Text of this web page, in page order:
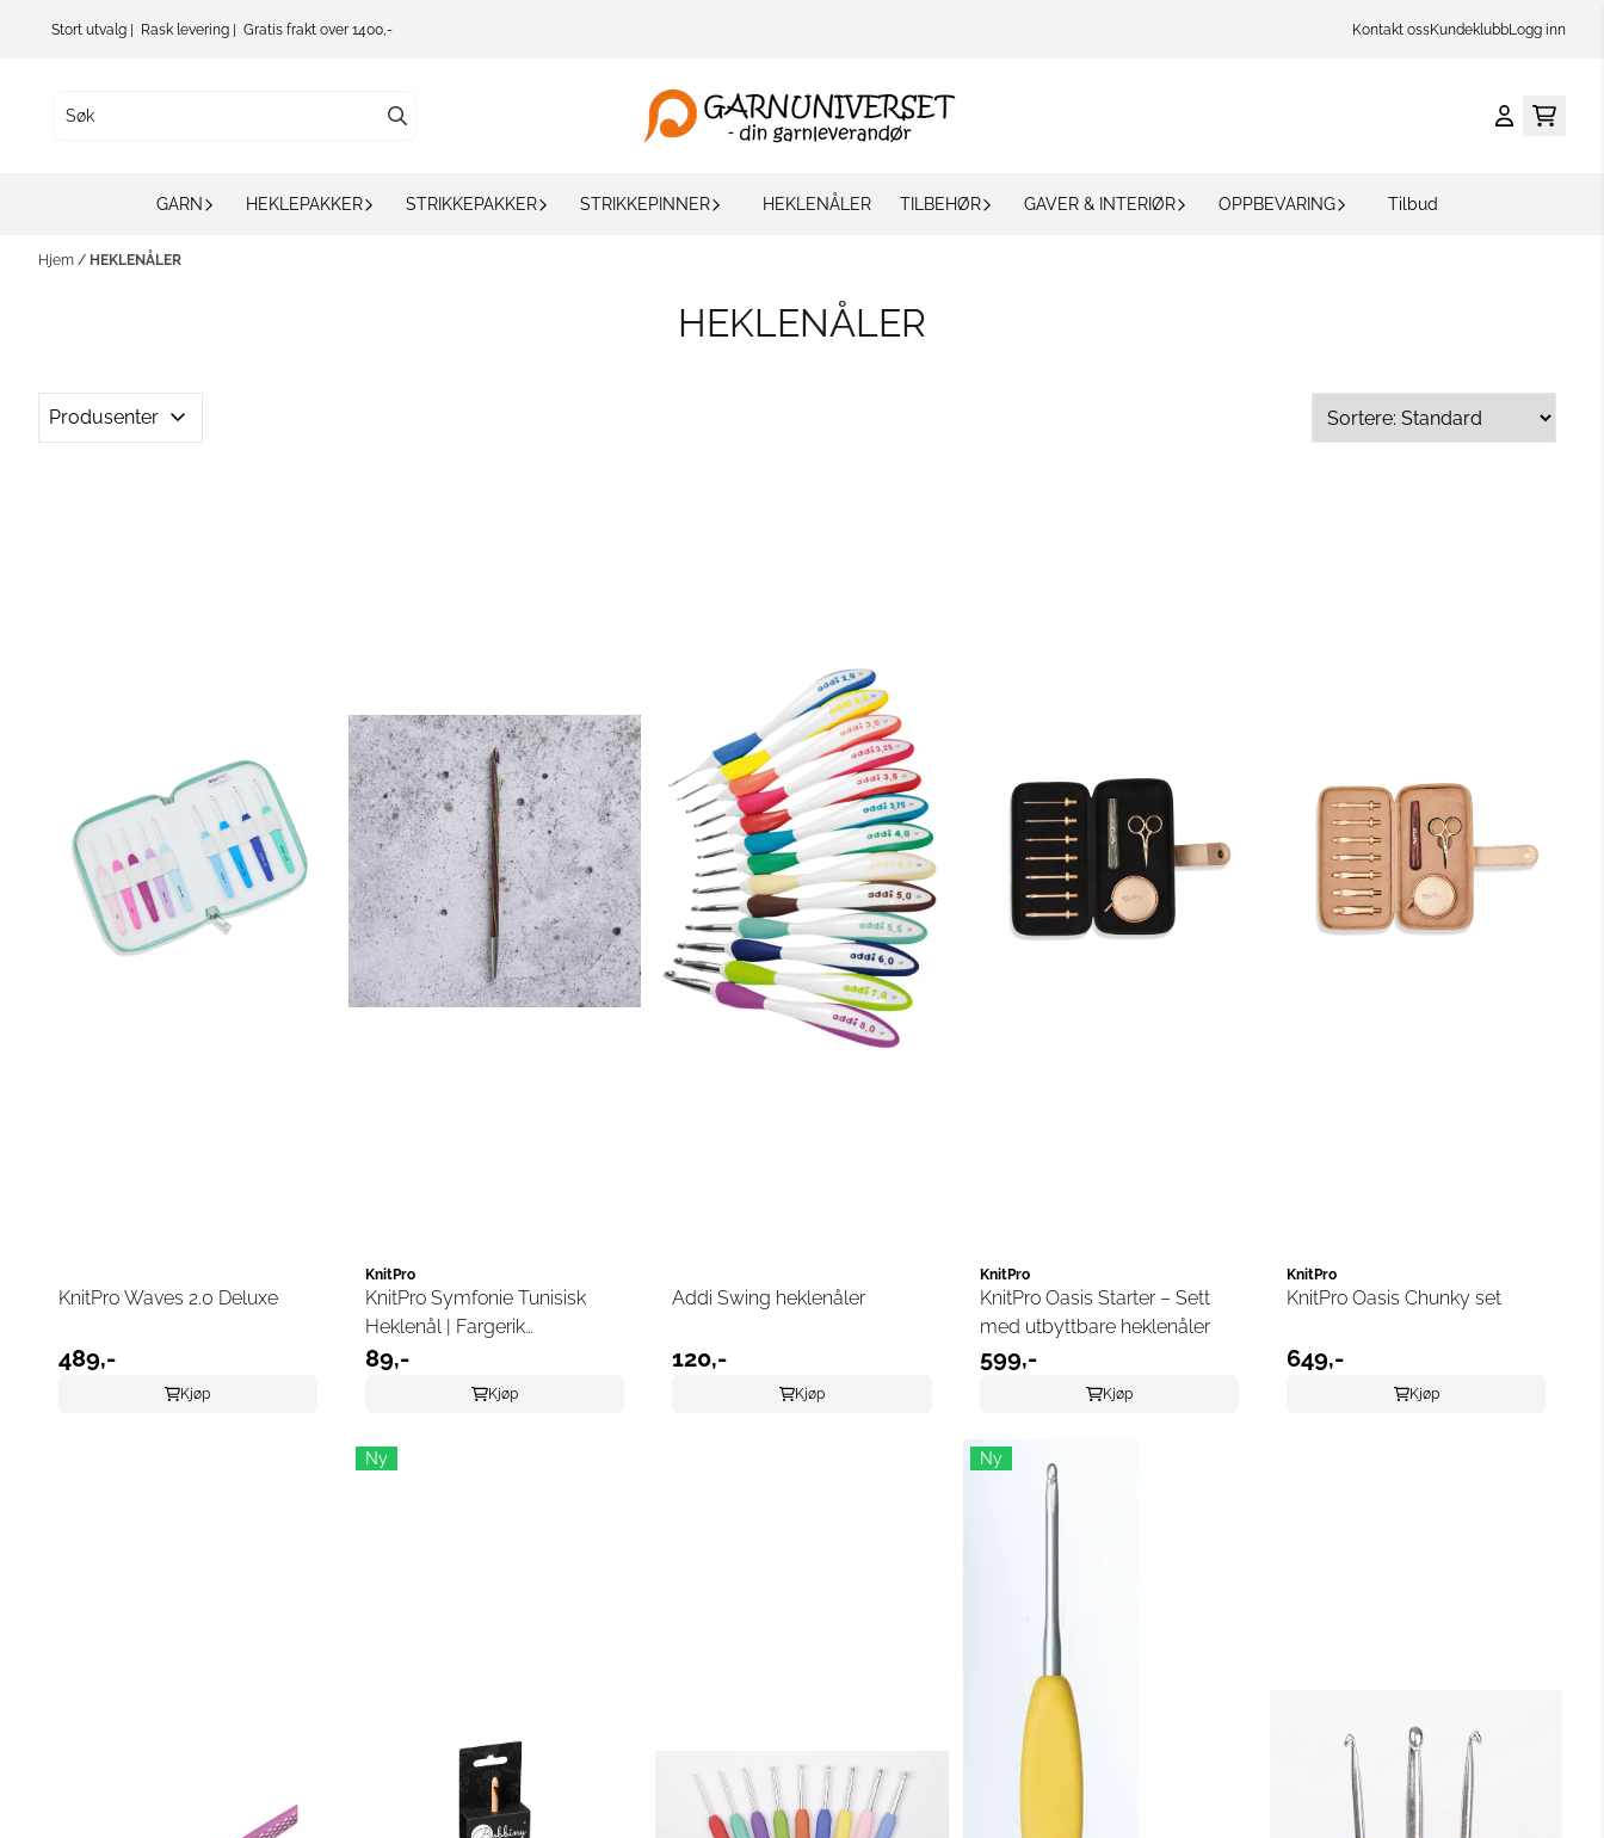
Hopp til innhold
Stort utvalg | Rask levering | Gratis frakt over 1400,- Kontakt ossKundeklubbLogg inn
GARN HEKLEPAKKER STRIKKEPAKKER STRIKKEPINNER HEKLENÅLER TILBEHØR GAVER & INTERIØR OPPBEVARING Tilbud
Hjem / HEKLENÅLER
HEKLENÅLER
Produsenter
KnitPro Waves 2.0 Deluxe
489,-
Kjøp
KnitPro
KnitPro Symfonie Tunisisk
Heklenål | Fargerik
Kvalitetsheklenål i Tre
89,-
Kjøp
Addi Swing heklenåler
120,-
Kjøp
KnitPro
KnitPro Oasis Starter – Sett
med utbyttbare heklenåler
599,-
Kjøp
KnitPro
KnitPro Oasis Chunky set
649,-
Kjøp
Ny Ny